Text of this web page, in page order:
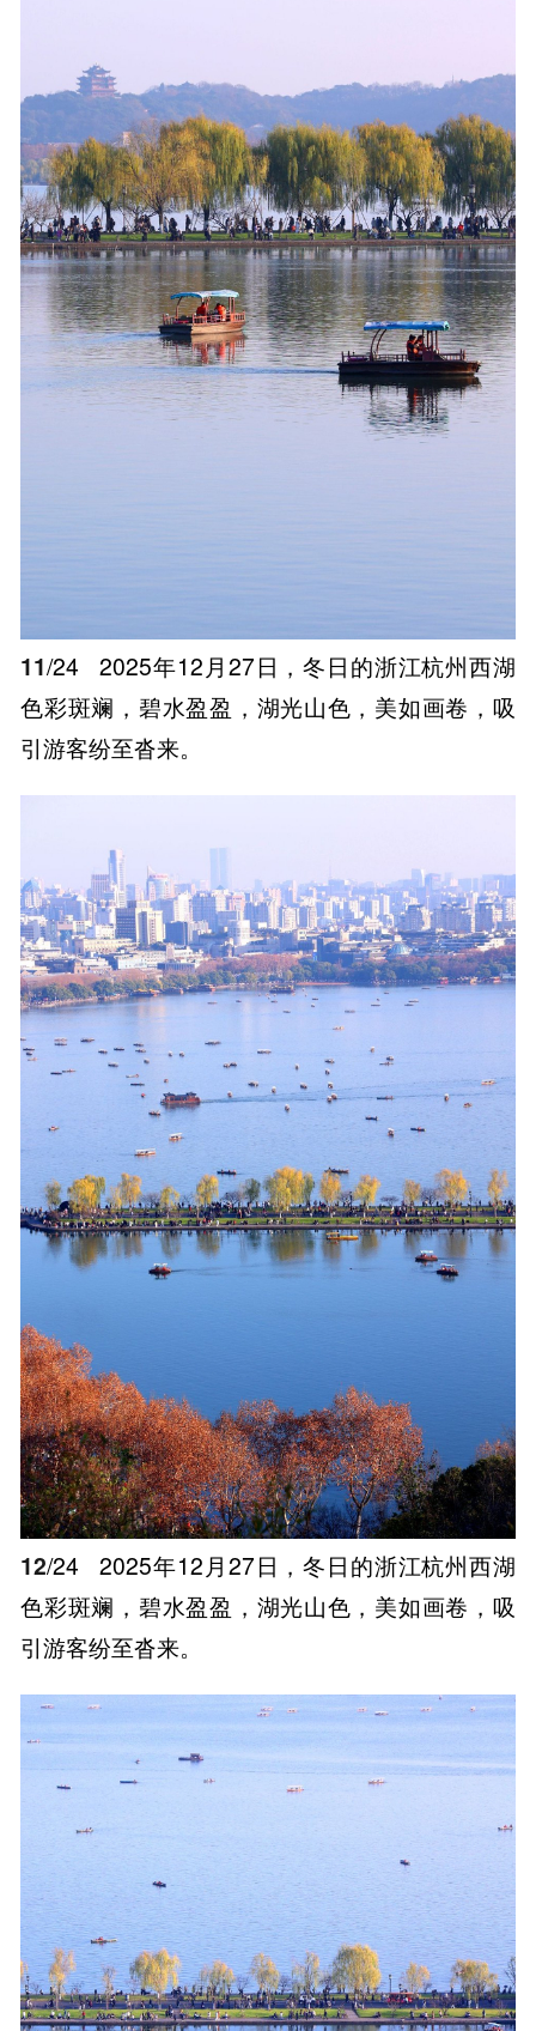
11/24
2025年12月27日，冬日的浙江杭州西湖
色彩斑斓，碧水盈盈，湖光山色，美如画卷，吸
引游客纷至沓来。
12/24
2025年12月27日，冬日的浙江杭州西湖
色彩斑斓，碧水盈盈，湖光山色，美如画卷，吸
引游客纷至沓来。